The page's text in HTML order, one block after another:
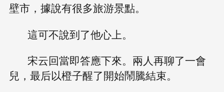
壁市，據說有很多旅游景點。
這可不說到了他心上。
宋云回當即答應下來。兩人再聊了一會
兒，最后以橙子醒了開始鬧騰結束。